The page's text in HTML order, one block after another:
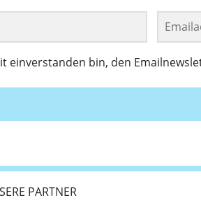
einverstanden bin, den
PARTNER